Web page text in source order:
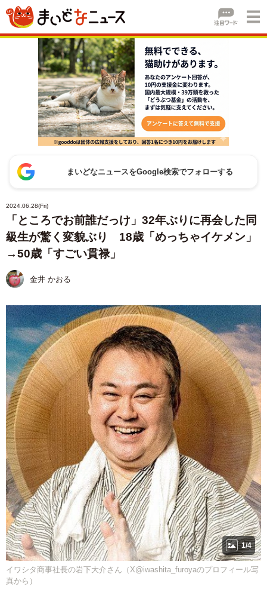
まいどなニュースをGoogle検索でフォローする
2024.06.28(Fri)
「ところでお前誰だっけ」32年ぶりに再会した同
級生が驚く変貌ぶり 18歳「めっちゃイケメン」
→50歳「すごい貫禄」
金井 かおる
1/4
イワシタ商事社長の岩下大介さん（X@iwashita_furoyaのプロフィール写
真から）